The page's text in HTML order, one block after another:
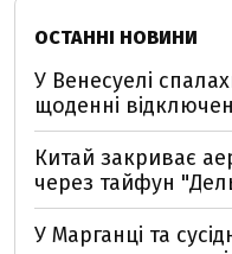
ОСТАННІ НОВИНИ
У Венесуелі
щоденні
Китай закриває
через тайфун
У Марганці та